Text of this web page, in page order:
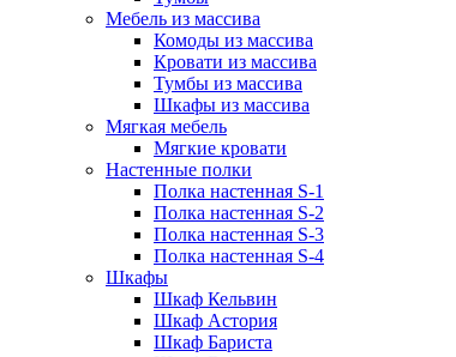
Мебель из массива
Комоды из массива
Кровати из массива
Тумбы из массива
Шкафы из массива
Мягкая мебель
Мягкие кровати
Настенные полки
Полка настенная S-1
Полка настенная S-2
Полка настенная S-3
Полка настенная S-4
Шкафы
Шкаф Кельвин
Шкаф Астория
Шкаф Бариста